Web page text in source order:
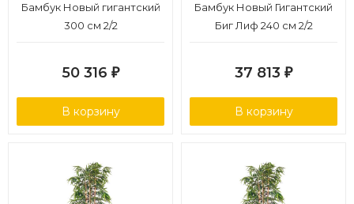
Бамбук Новый гигантский
300 см 2/2
50 316 ₽
В корзину
Бамбук Новый Гигантский
Биг Лиф 240 см 2/2
37 813 ₽
В корзину